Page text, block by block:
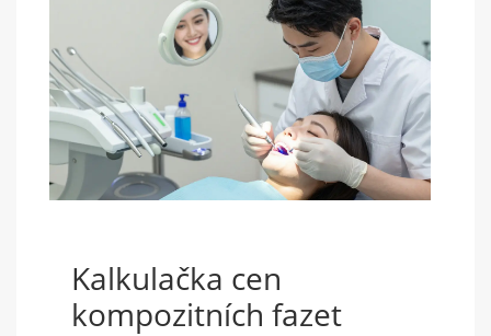
Kalkulačka cen
kompozitních fazet